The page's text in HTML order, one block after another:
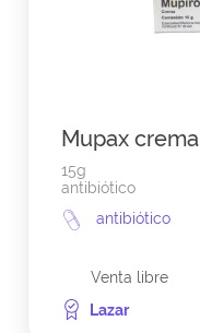
Mupax crema
15g
antibiótico
antibiótico
Venta libre
Lazar